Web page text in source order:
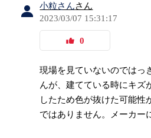
小粒さんさん
2023/03/07 15:31:17
0
現場を見ていないのではっ
んが、建てている時にキズ
したため色が抜けた可能性
ではありません。メーカー